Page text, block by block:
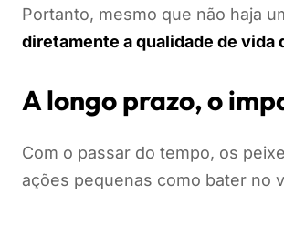
Portanto, mesmo que não haja
diretamente a qualidade de vida
A longo prazo, o
Com o passar do tempo, os
ações pequenas como bater no